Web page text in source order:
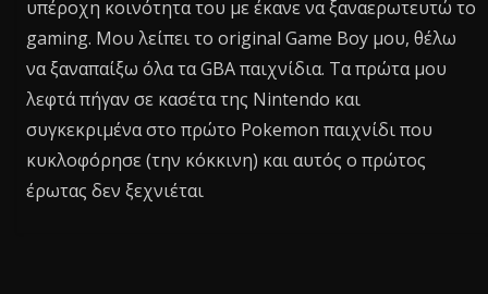
υπέροχη κοινότητα του με έκανε να ξαναερωτευτώ το
gaming. Μου λείπει το original Game Boy μου, θέλω
να ξαναπαίξω όλα τα GBA παιχνίδια. Τα πρώτα μου
λεφτά πήγαν σε κασέτα της Nintendo και
συγκεκριμένα στο πρώτο Pokemon παιχνίδι που
κυκλοφόρησε (την κόκκινη) και αυτός ο πρώτος
έρωτας δεν ξεχνιέται